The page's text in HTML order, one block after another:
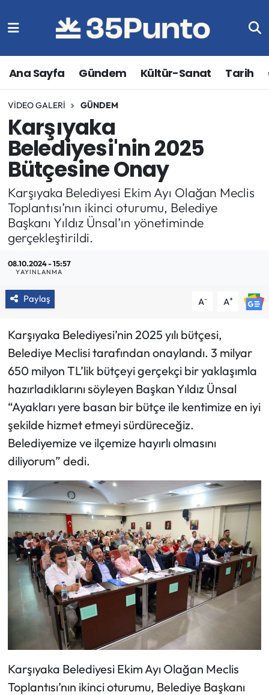
Ana Sayfa Gündem Kültür-Sanat Tarih
VIDEO GALERI GÜNDEM
Karşıyaka
Belediyesi'nin 2025
Bütçesine Onay
Karşıyaka Belediyesi Ekim Ayı Olağan Meclis
Toplantısı’nın ikinci oturumu, Belediye
Başkanı Yıldız Ünsal’ın yönetiminde
gerçekleştirildi.
08.10.2024 - 15:57
YAYINLANMA
Paylaş A- A+
Karşıyaka Belediyesi’nin 2025 yılı bütçesi,
Belediye Meclisi tarafından onaylandı. 3 milyar
650 milyon TL’lik bütçeyi gerçekçi bir yaklaşımla
hazırladıklarını söyleyen Başkan Yıldız Ünsal
“Ayakları yere basan bir bütçe ile kentimize en iyi
şekilde hizmet etmeyi sürdüreceğiz.
Belediyemize ve ilçemize hayırlı olmasını
diliyorum” dedi.
Karşıyaka Belediyesi Ekim Ayı Olağan Meclis
Toplantısı’nın ikinci oturumu, Belediye Başkanı